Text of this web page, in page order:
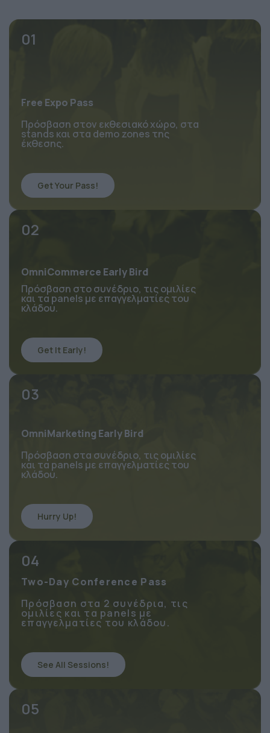
Free Expo Pass
Πρόσβαση στον εκθεσιακό χώρο, στα
stands και στα demo zones της
Get Your Pass!
OmniCommerce Early Bird
Πρόσβαση στο συνέδριο, τις ομιλίες
και τα panels με επαγγελματίες του
Get It Early!
OmniMarketing Early Bird
Πρόσβαση στα συνέδριο, τις ομιλίες
και τα panels με επαγγελματίες του
Hurry Up!
04
Two-Day Conference Pass
Πρόσβαση στα 2 συνέδρια, τις
ομιλίες και τα panels με
See All Sessions!